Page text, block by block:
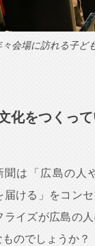
会場に訪れる子ど
化をつくって
聞は「広島の人
届ける」をコン
ライズが広島の
のでしょうか？